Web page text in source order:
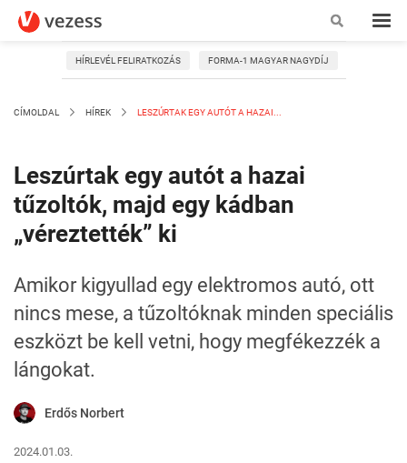
HÍRLEVÉL FELIRATKOZÁS FORMA-1 MAGYAR NAGYDÍJ
CÍMOLDAL HÍREK LESZÚRTAK EGY AUTÓT A HAZAI...
Leszúrtak egy autót a hazai
tűzoltók, majd egy kádban
„véreztették” ki
Amikor kigyullad egy elektromos autó, ott
nincs mese, a tűzoltóknak minden speciális
eszközt be kell vetni, hogy megfékezzék a
lángokat.
Erdős Norbert
2024.01.03.